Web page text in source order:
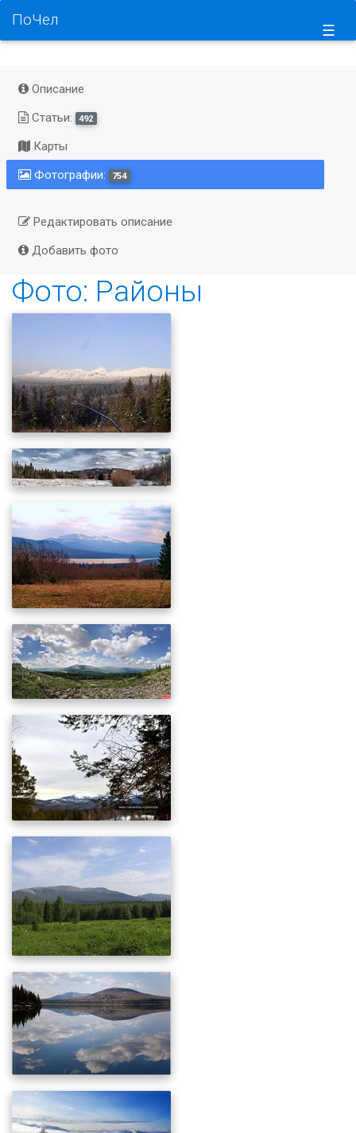
☰
ПоЧел
Описание
Статьи:
492
Карты
Фотографии:
754
Редактировать описание
Добавить фото
Фото: Районы